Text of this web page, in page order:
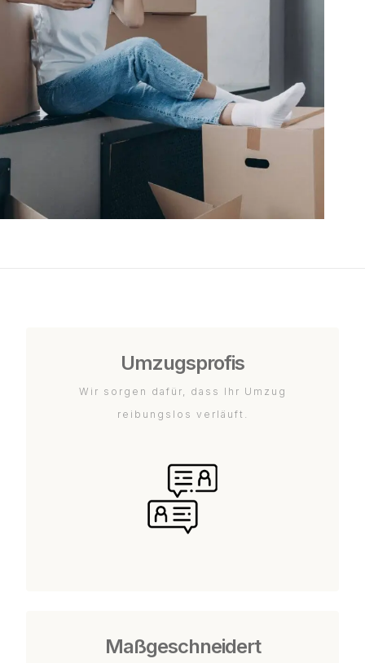
Umzugsprofis
Wir sorgen dafür, dass Ihr Umzug
reibungslos verläuft.
Maßgeschneidert